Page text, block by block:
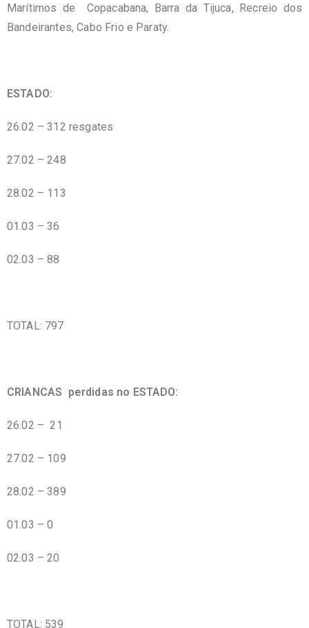
Marítimos de Copacabana, Barra da Tijuca, Recreio dos
Bandeirantes, Cabo Frio e Paraty.
ESTADO:
26.02 – 312 resgates
27.02 – 248
28.02 – 113
01.03 – 36
02.03 – 88
TOTAL: 797
CRIANCAS perdidas no ESTADO:
26.02 – 21
27.02 – 109
28.02 – 389
01.03 – 0
02.03 – 20
TOTAL: 539